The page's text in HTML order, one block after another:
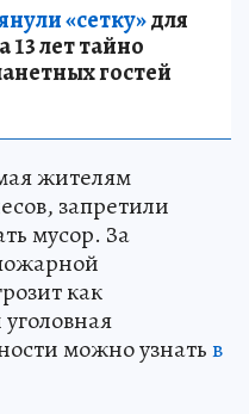
«сетку»для
лет тайно
гостей
жителям
запретили
мусор. За
как
можно узнатьв